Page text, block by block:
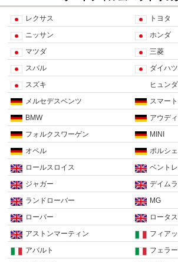
レクサス
トヨタ
ニッサン
ホンダ
マツダ
三菱
スバル
ダイハツ
スズキ
ヒュン
メルセデスベンツ
スマート
BMW
アウディ
フォルクスワーゲン
MINI
オペル
ポルシェ
ロールスロイス
ベント
ジャガー
デイム
ランドローバー
MG
ローバー
ロータス
アストンマーティン
フィアッ
アバルト
フェラー